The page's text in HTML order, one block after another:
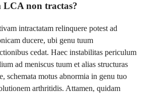
LCA non tractas?
intractatam relinquere potest ad
ducere, ubi genu tuum
cedat. Haec instabilitas periculum
ad meniscus tuum et alias structuras
schemata motus abnormia in genu tuo
arthritidis. Attamen, quidam